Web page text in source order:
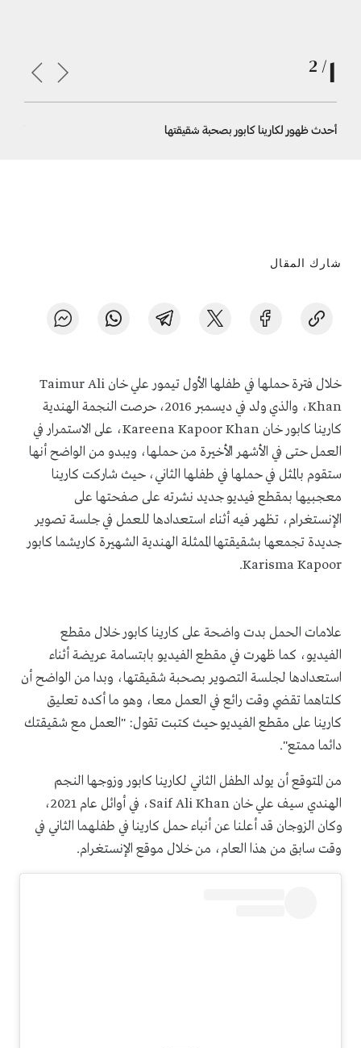
أحدث ظهور لكارينا كابور بصحبة شقيقتها
شارك المقال
خلال فترة حملها في طفلها الأول تيمور علي خان Taimur Ali
Khan، والذي ولد في ديسمبر 2016، حرصت النجمة الهندية
كارينا كابور خان Kareena Kapoor Khan، على الاستمرار في
العمل حتى في الأشهر الأخيرة من حملها، ويبدو من الواضح أنها
ستقوم بالمثل في حملها في طفلها الثاني، حيث شاركت كارينا
معجبيها بمقطع فيديو جديد نشرته على صفحتها على
الإنستغرام، تظهر فيه أثناء استعدادها للعمل في جلسة تصوير
جديدة تجمعها بشقيقتها الممثلة الهندية الشهيرة كاريشما كابور
Karisma Kapoor.
علامات الحمل بدت واضحة على كارينا كابور خلال مقطع
الفيديو، كما ظهرت في مقطع الفيديو بابتسامة عريضة أثناء
استعدادها لجلسة التصوير بصحبة شقيقتها، وبدا من الواضح أن
كلتاهما تقضي وقت رائع في العمل معا، وهو ما أكده تعليق
كارينا على مقطع الفيديو حيث كتبت تقول: "العمل مع شقيقتك
دائما ممتع".
من المتوقع أن يولد الطفل الثاني لكارينا كابور وزوجها النجم
الهندي سيف علي خان Saif Ali Khan، في أوائل عام 2021،
وكان الزوجان قد أعلنا عن أنباء حمل كارينا في طفلهما الثاني في
وقت سابق من هذا العام، من خلال موقع الإنستغرام.